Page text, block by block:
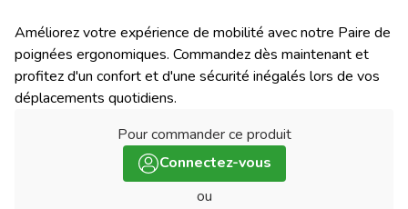
Améliorez votre expérience de mobilité avec notre Paire de
poignées ergonomiques. Commandez dès maintenant et
profitez d'un confort et d'une sécurité inégalés lors de vos
déplacements quotidiens.
Pour commander ce produit:
Connectez-vous
ou